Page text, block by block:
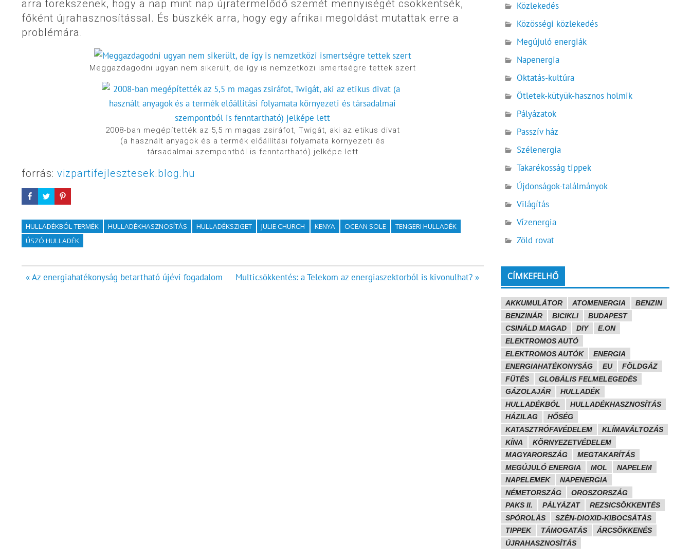
arra törekszenek, hogy a nap mint nap újratermelődő szemét mennyiségét csökkentsék,
főként újrahasznosítással. És büszkék arra, hogy egy afrikai megoldást mutattak erre a
problémára.
Meggazdagodni ugyan nem sikerült, de így is nemzetközi ismertségre tettek szert
2008-ban megépítették az 5,5 m magas zsiráfot, Twigát, aki az etikus divat
(a használt anyagok és a termék előállítási folyamata környezeti és
társadalmai szempontból is fenntartható) jelképe lett
forrás: vizpartifejlesztesek.blog.hu
HULLADÉKBÓL TERMÉK HULLADÉKHASZNOSÍTÁS HULLADÉKSZIGET JULIE CHURCH KENYA OCEAN SOLE
TENGERI HULLADÉK
ÚSZÓ HULLADÉK
Bejegyzés
« Az energiahatékonyság betartható újévi fogadalom Multicsökkentés: a Telekom az energiaszektorból is kivonulhat? »
Közlekedés
Közösségi közlekedés
Megújuló energiák
Napenergia
Oktatás-kultúra
Ötletek-kütyük-hasznos holmik
Pályázatok
Passzív ház
Szélenergia
Takarékosság tippek
Újdonságok-találmányok
Világítás
Vízenergia
Zöld rovat
CÍMKEFELHŐ
AKKUMULÁTOR ATOMENERGIA
BENZIN
BENZINÁR
BICIKLI
BUDAPEST
CSINÁLD MAGAD
DIY
E.ON
ELEKTROMOS AUTÓ
ELEKTROMOS AUTÓK
ENERGIA
ENERGIAHATÉKONYSÁG
EU
FÖLDGÁZ
FŰTÉS
GLOBÁLIS FELMELEGEDÉS
GÁZOLAJÁR
HULLADÉK
HULLADÉKBÓL
HULLADÉKHASZNOSÍTÁS
HÁZILAG
HŐSÉG
KATASZTRÓFAVÉDELEM
KLÍMAVÁLTOZÁS
KÍNA
KÖRNYEZETVÉDELEM
MAGYARORSZÁG
MEGTAKARÍTÁS
MEGÚJULÓ ENERGIA
MOL
NAPELEM
NAPELEMEK
NAPENERGIA
NÉMETORSZÁG
OROSZORSZÁG
PAKS II.
PÁLYÁZAT
REZSICSÖKKENTÉS
SPÓROLÁS
SZÉN-DIOXID-KIBOCSÁTÁS
TIPPEK
TÁMOGATÁS
ÁRCSÖKKENÉS
ÚJRAHASZNOSÍTÁS